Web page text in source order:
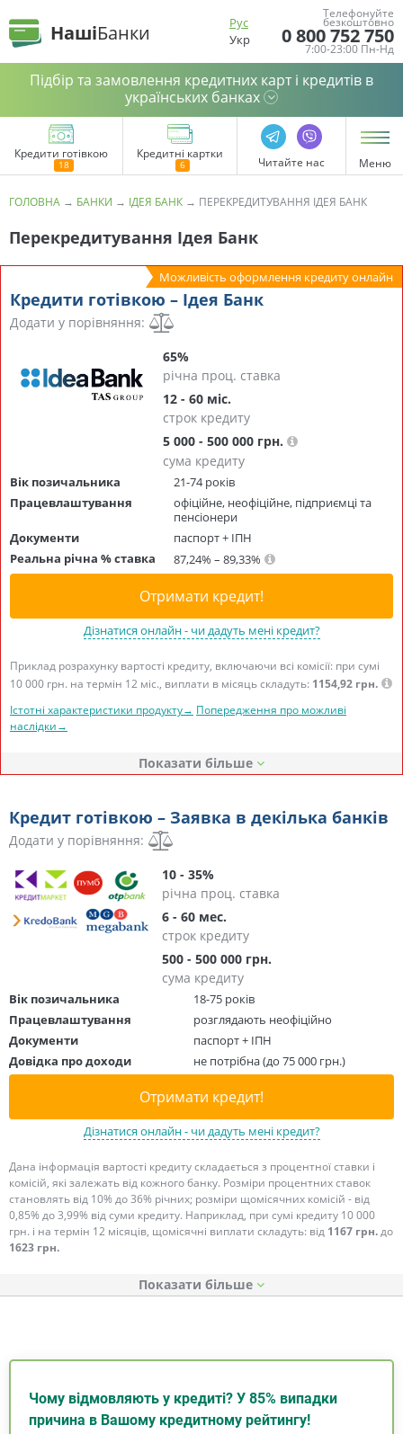
НашіБанки
Рус
Укр
Телефонуйте
безкоштовно
0 800 752 750
7:00-23:00 Пн-Нд
Підбір та замовлення кредитних карт і кредитів в
українських банках
Кредити готівкою Кредитні картки
Читайте нас Меню
ГОЛОВНА → БАНКИ → ІДЕЯ БАНК → ПЕРЕКРЕДИТУВАННЯ ІДЕЯ БАНК
Перекредитування Ідея Банк
Можливість оформлення кредиту онлайн
Кредити готівкою – Ідея Банк
Додати у порівняння:
65%
річна проц. ставка
12 - 60 міс.
строк кредиту
5 000 - 500 000 грн.
сума кредиту
Вік позичальника
21-74 років
Працевлаштування
офіційне, неофіційне, підприємці та
пенсіонери
Документи
паспорт + ІПН
Реальна річна % ставка
87,24% – 89,33%
Отримати кредит!
Дізнатися онлайн - чи дадуть мені кредит?
Приклад розрахунку вартості кредиту, включаючи всі комісії: при сумі
10 000 грн. на термін 12 міс., виплати в місяць складуть: 1154,92 грн.
Істотні характеристики продукту→ Попередження про можливі
наслідки→
Показати
Кредит готівкою – Заявка в декілька банків
Додати у порівняння:
10 - 35%
річна проц. ставка
6 - 60 мес.
строк кредиту
500 - 500 000 грн.
сума кредиту
Вік позичальника
18-75 років
Працевлаштування
розглядають неофіційно
Документи
паспорт + ІПН
Довідка про доходи
не потрібна (до 75 000 грн.)
Отримати кредит!
Дізнатися онлайн - чи дадуть мені кредит?
Дана інформація вартості кредиту складається з процентної ставки і
комісій, які залежать від кожного банку. Розміри процентних ставок
становлять від 10% до 36% річних; розміри щомісячних комісій - від
0,85% до 3,99% від суми кредиту. Наприклад, при сумі кредиту 10 000
грн. і на термін 12 місяців, щомісячні виплати складуть: від 1167 грн.до
1623 грн.
Показати
Чому відмовляють у кредиті? У 85% випадки
причина в Вашому кредитному рейтингу!